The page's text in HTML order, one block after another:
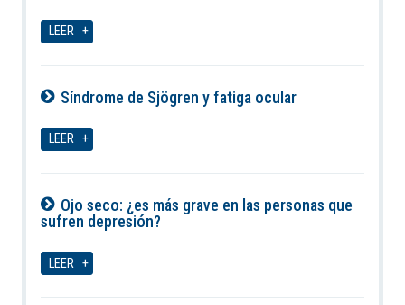
LEER
Síndrome de Sjögren y fatiga ocular
LEER
Ojo seco: ¿es más grave en las personas que
sufren depresión?
LEER